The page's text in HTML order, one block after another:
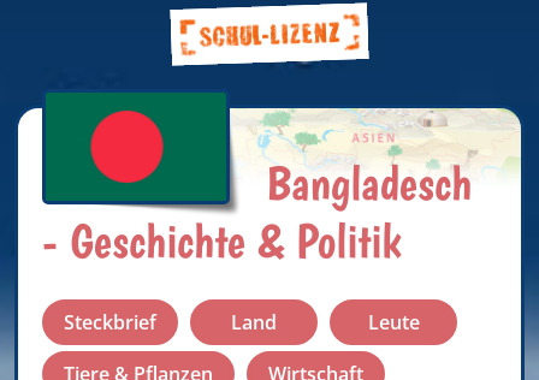
Bangladesch
- Geschichte & Politik
Steckbrief Land
Leute
Tiere & Pflanzen
Wirtschaft